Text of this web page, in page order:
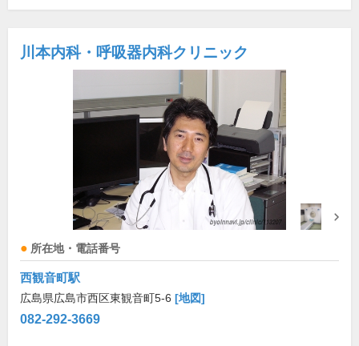
川本内科・呼吸器内科クリニック
所在地・電話番号
西観音町駅
広島県広島市西区東観音町5-6 [地図]
082-292-3669